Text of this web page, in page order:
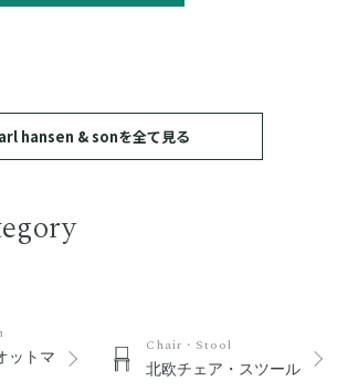
hansen & sonを全て見る
ットマ
Chair・Stool
北欧チェア・スツール